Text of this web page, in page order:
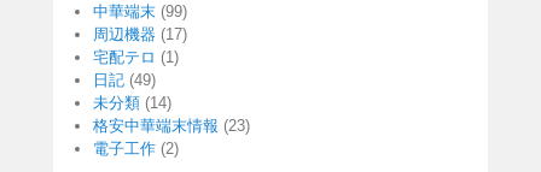
中華端末 (99)
周辺機器 (17)
宅配テロ (1)
日記 (49)
未分類 (14)
格安中華端末情報 (23)
電子工作 (2)